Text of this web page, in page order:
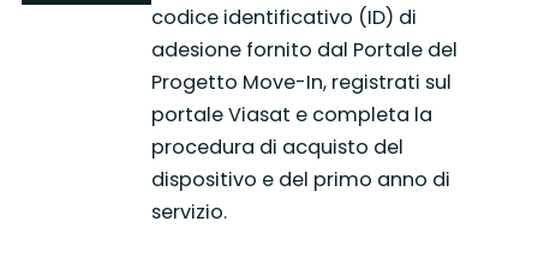
codice identificativo (ID) di
adesione fornito dal Portale del
Progetto Move-In, registrati sul
portale Viasat e completa la
procedura di acquisto del
dispositivo e del primo anno di
servizio.